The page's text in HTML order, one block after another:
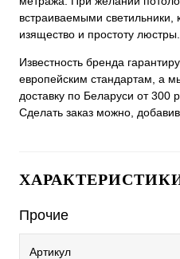
встраиваемыми светильники,
изящество и простоту люстры.
Известность бренда
европейским стандартам, а
доставку по Беларуси от 300
Сделать заказ можно, добавив
Прочие
Артикул